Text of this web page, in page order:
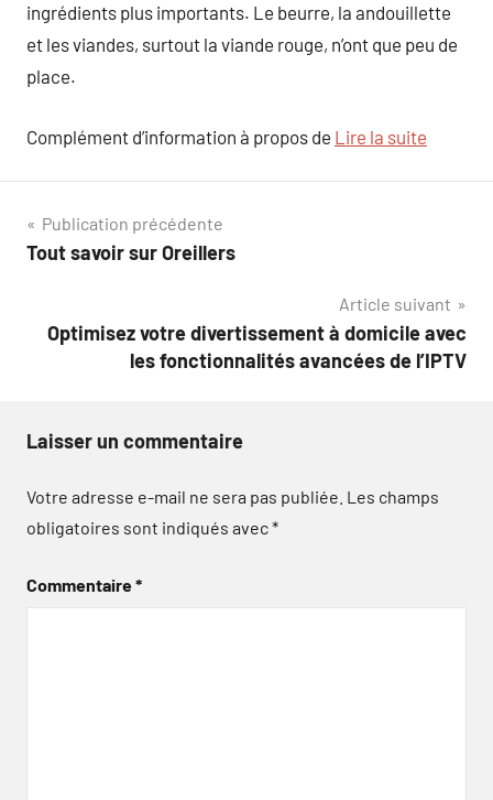
ingrédients plus importants. Le beurre, la andouillette
et les viandes, surtout la viande rouge, n’ont que peu de
place.
Complément d’information à propos de Lire la suite
Navigation
de
Publication précédente
Tout savoir sur Oreillers
Article suivant
Optimisez votre divertissement à domicile avec
les fonctionnalités avancées de l’IPTV
Laisser un commentaire
Votre adresse e-mail ne sera pas publiée. Les champs
obligatoires sont indiqués avec*
Commentaire*